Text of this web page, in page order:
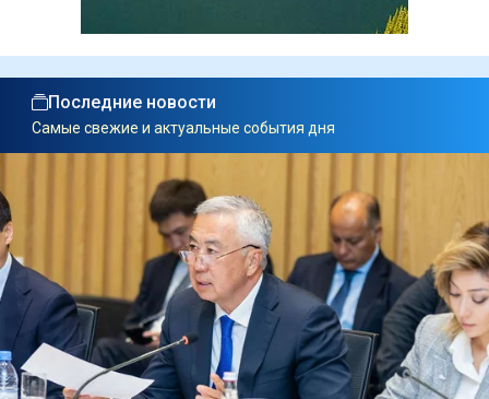
Последние новости
Самые свежие и актуальные события дня